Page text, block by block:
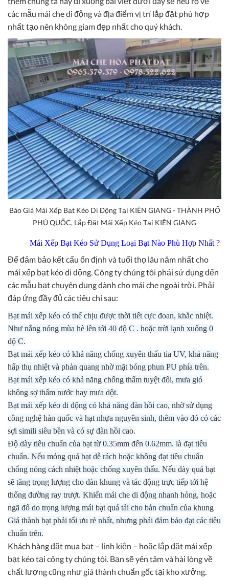
các mẫu mái che di động và địa điểm vị trí lắp đặt phù hợp
nhất tạo nên không giam đẹp nhất cho quý khách.
Báo Giá Mái Xếp Bạt Kéo Di Động Tại KIÊN GIANG - THÀNH PHỐ
PHÚ QUỐC, Lắp Đặt Mái Xếp Kéo Tại KIÊN GIANG
Mái Xếp Bạt Kéo Sử Dụng Loại Bạt Nào Phù Hợp Nhất ?
Để đảm bảo kết cấu ổn định và tuổi thọ lâu năm nhất cho
mái xếp bạt kéo di động. Công ty chúng tôi phải sử dụng đến
các mẫu bạt chuyên dụng dành cho mái che ngoài trời. Phải
đáp ứng đầy đủ các tiêu chí sau:
Bạt mái xếp kéo có thể chịu được thời tiết cực đoan, khắc nhiệt.
Như nắng nóng mùa hè lên tới 40 độ C . hoặc trời lạnh xuống 0
độ C.
Bạt mái xếp kéo có khả năng chống xuyên thấu tia UV, khả năng
hấp thụ nhiệt và phản quang nhờ mặt bóng phun PU phía trên.
Bạt mái xếp kéo có khả năng chống thấm tuyệt đối, mưa gió
không sợ thấm nước hay mưa dột.
Bạt mái xếp kéo di động có khả năng đàn hồi cao, nhờ sử dụng
công nghệ hàn quốc và hạt nhựa nguyên sinh, thêm vào đó có các
sợi simili siêu bền và có sự đàn hồi cao.
Độ dày tiêu chuẩn của bạt từ 0.35mm đến 0.62mm. là đạt tiêu
chuẩn. Nếu mỏng quá bạt dễ rách hoặc không đạt tiêu chuẩn
chống nóng cách nhiệt hoặc chống xuyên thấu. Nếu dày quá bạt
sẽ tăng trọng lượng cho dàn khung và tác động trực tiếp tới hệ
thống đường ray trượt. Khiến mái che di động nhanh hỏng, hoặc
ngã đổ do trọng lượng mái bạt quá tải cho bản chuẩn của khung
Giá thành bạt phải tối ưu rẻ nhất, nhưng phải đảm bảo đạt các tiêu
chuẩn trên.
Khách hàng đặt mua bạt – linh kiện – hoặc lắp đặt mái xếp
bạt kéo tại công ty chúng tôi. Bạn sẽ yên tâm và hài lòng về
chất lượng cũng như giá thành chuẩn gốc tại kho xưởng.